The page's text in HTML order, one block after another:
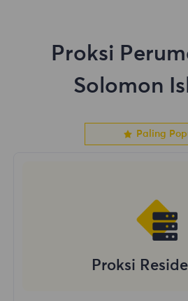
Proksi
Solomon
Paling
Proksi